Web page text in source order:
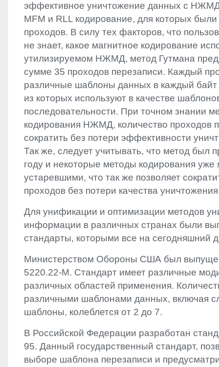
эффективное уничтожение данных с
MFM и RLL кодирование, для которых
проходов. В силу тех факторов, что
не знает, какое магнитное кодирование
утилизируемом НЖМД, метод Гутмана
сумме 35 проходов перезаписи. Каждый
различные шаблоны данных в каждый байт
из которых используют в качестве
последовательности. При точном знании
кодирования НЖМД, количество проходов
сократить без потери эффективности
Так же, следует учитывать, что метод был
году и некоторые методы кодирования уже
устаревшими, что так же позволяет
проходов без потери качества
Для унификации и оптимизации методов
информации в различных странах были
стандарты, которыми все на сегодняшний
Министерством Обороны США был
5220.22-M. Стандарт имеет различные
различных областей применения.
различными шаблонами данных, включая
шаблоны, колеблется от 2 до 7.
В Российской Федерации разработан
95. Данный государственный стандарт,
выборе шаблона перезаписи и